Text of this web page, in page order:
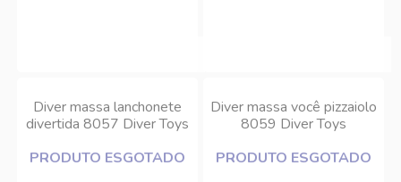
Diver massa lanchonete
divertida 8057 Diver Toys
PRODUTO ESGOTADO
Diver massa você pizzaiolo
8059 Diver Toys
PRODUTO ESGOTADO